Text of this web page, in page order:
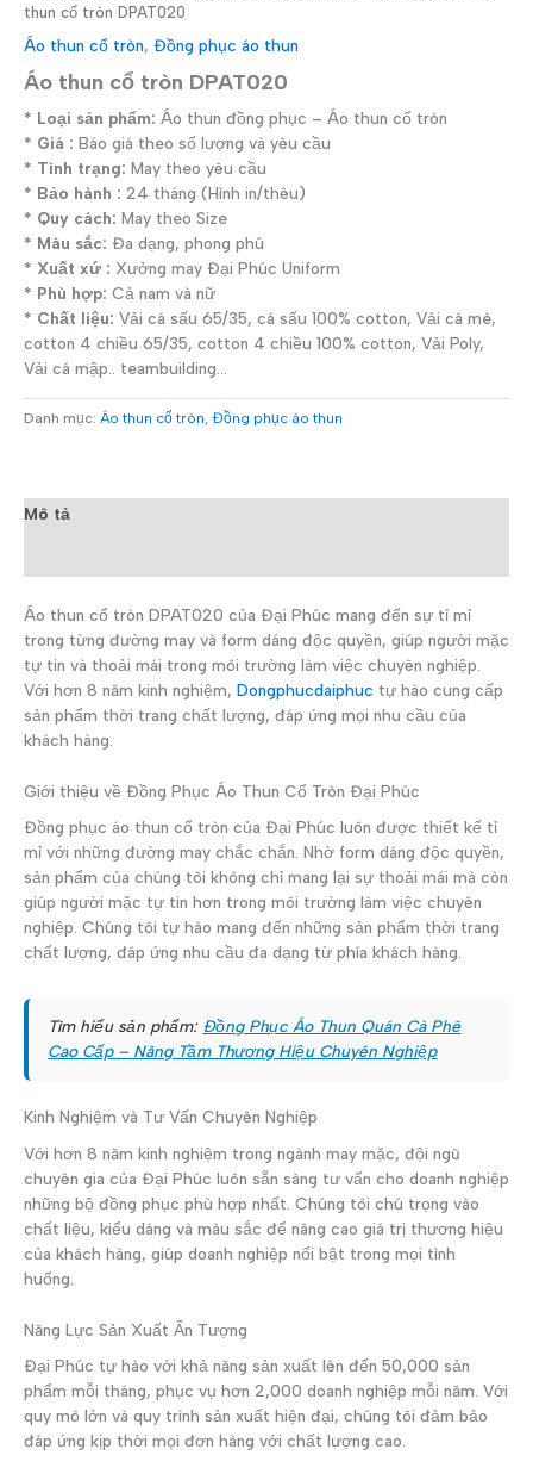
thun cổ tròn DPAT020
Áo thun cổ tròn, Đồng phục áo thun
Áo thun cổ tròn DPAT020
* Loại sản phẩm: Áo thun đồng phục – Áo thun cổ tròn
* Giá : Báo giá theo số lượng và yêu cầu
* Tình trạng: May theo yêu cầu
* Bảo hành : 24 tháng (Hình in/thêu)
* Quy cách: May theo Size
* Màu sắc: Đa dạng, phong phú
* Xuất xứ : Xưởng may Đại Phúc Uniform
* Phù hợp: Cả nam và nữ
* Chất liệu: Vải cá sấu 65/35, cá sấu 100% cotton, Vải cá mè,
cotton 4 chiều 65/35, cotton 4 chiều 100% cotton, Vải Poly,
Vải cá mập.. teambuilding…
Danh mục: Áo thun cổ tròn Đồng phục áo thun
Mô tả
Áo thun cổ tròn DPAT020 của Đại Phúc mang đến sự tỉ mỉ
trong từng đường may và form dáng độc quyền, giúp người mặc
tự tin và thoải mái trong môi trường làm việc chuyên nghiệp.
Với hơn 8 năm kinh nghiệm, Dongphucdaiphuc tự hào cung cấp
sản phẩm thời trang chất lượng, đáp ứng mọi nhu cầu của
khách hàng.
Giới thiệu về Đồng Phục Áo Thun Cổ Tròn Đại Phúc
Đồng phục áo thun cổ tròn của Đại Phúc luôn được thiết kế tỉ
mỉ với những đường may chắc chắn. Nhờ form dáng độc quyền,
sản phẩm của chúng tôi không chỉ mang lại sự thoải mái mà còn
giúp người mặc tự tin hơn trong môi trường làm việc chuyên
nghiệp. Chúng tôi tự hào mang đến những sản phẩm thời trang
chất lượng, đáp ứng nhu cầu đa dạng từ phía khách hàng.
Tìm hiểu sản phẩm: Đồng Phục Áo Thun Quán Cà Phê
Cao Cấp – Nâng Tầm Thương Hiệu Chuyên Nghiệp
Kinh Nghiệm và Tư Vấn Chuyên Nghiệp
Với hơn 8 năm kinh nghiệm trong ngành may mặc, đội ngũ
chuyên gia của Đại Phúc luôn sẵn sàng tư vấn cho doanh nghiệp
những bộ đồng phục phù hợp nhất. Chúng tôi chú trọng vào
chất liệu, kiểu dáng và màu sắc để nâng cao giá trị thương hiệu
của khách hàng, giúp doanh nghiệp nổi bật trong mọi tình
huống.
Năng Lực Sản Xuất Ấn Tượng
Đại Phúc tự hào với khả năng sản xuất lên đến 50,000 sản
phẩm mỗi tháng, phục vụ hơn 2,000 doanh nghiệp mỗi năm. Với
quy mô lớn và quy trình sản xuất hiện đại, chúng tôi đảm bảo
đáp ứng kịp thời mọi đơn hàng với chất lượng cao.